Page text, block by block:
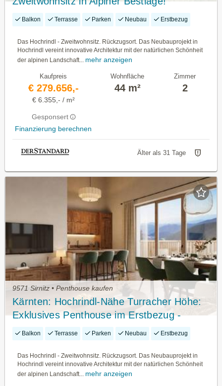
Honorarfrei Für Käufer: Innen! Erstbezug!
Balkon Terrasse Parken Neubau Erstbezug
Das Hochrindl - Zweitwohnsitz. Rückzugsort. Das Neubauprojekt in
Hochrindl vereint innovative Architektur mit der natürlichen Schönheit
der alpinen Landschaft... mehr anzeigen
Kaufpreis
€ 279.656,-
€ 6.355,- / m²
Gesponsert
Finanzierung berechnen
Wohnfläche
44 m²
Zimmer
2
Älter als 31 Tage
9571 Sirnitz • Penthouse kaufen
Kärnten: Hochrindl-Nähe Turracher Höhe:
Exklusives Penthouse im Erstbezug -
Zweitwohnsitz! Schneesicherheit!
Balkon Terrasse Parken Neubau Erstbezug
Das Hochrindl - Zweitwohnsitz. Rückzugsort. Das Neubauprojekt in
Hochrindl vereint innovative Architektur mit der natürlichen Schönheit
der alpinen Landschaft... mehr anzeigen